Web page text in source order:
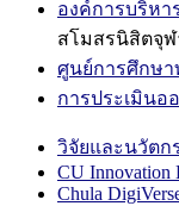
องค์การบริหา
สโมสรนิสิตจุฬ
ศูนย์การศึกษา
การประเมินอ
วิจัยและนวัตก
CU Innovation
Chula